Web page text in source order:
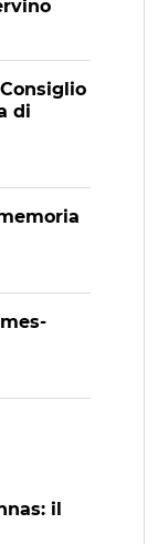
di
il